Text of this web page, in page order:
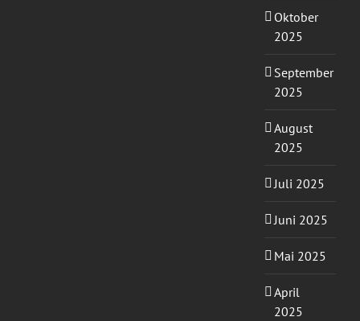
Oktober
2025
September
2025
August
2025
Juli 2025
Juni 2025
Mai 2025
April
2025